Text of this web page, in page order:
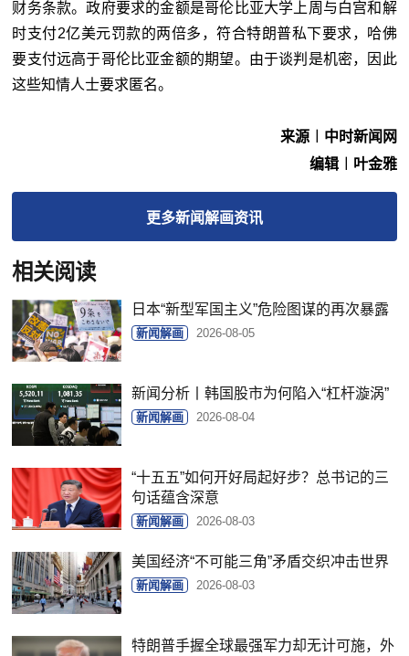
财务条款。政府要求的金额是哥伦比亚大学上周与白宫和解
时支付2亿美元罚款的两倍多，符合特朗普私下要求，哈佛
要支付远高于哥伦比亚金额的期望。由于谈判是机密，因此
这些知情人士要求匿名。
来源︱中时新闻网
编辑︱叶金雅
更多新闻解画资讯
相关阅读
日本“新型军国主义”危险图谋的再次暴露
新闻解画 2026-08-05
新闻分析丨韩国股市为何陷入“杠杆漩涡”
新闻解画 2026-08-04
“十五五”如何开好局起好步？总书记的三
句话蕴含深意
新闻解画 2026-08-03
美国经济“不可能三角”矛盾交织冲击世界
新闻解画 2026-08-03
特朗普手握全球最强军力却无计可施，外